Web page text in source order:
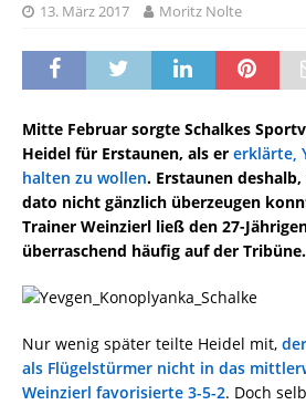
13. März 2017 Moritz Nolte
Mitte Februar sorgte Schalkes
Heidel für Erstaunen, als er erklärte,
halten zu wollen. Erstaunen
dato nicht gänzlich überzeugen
Trainer Weinzierl ließ den 27-
überraschend häufig auf der Tribüne.
Nur wenig später teilte Heidel mit,
als Flügelstürmer nicht in das
Weinzierl favorisierte 3-5-2. Doch